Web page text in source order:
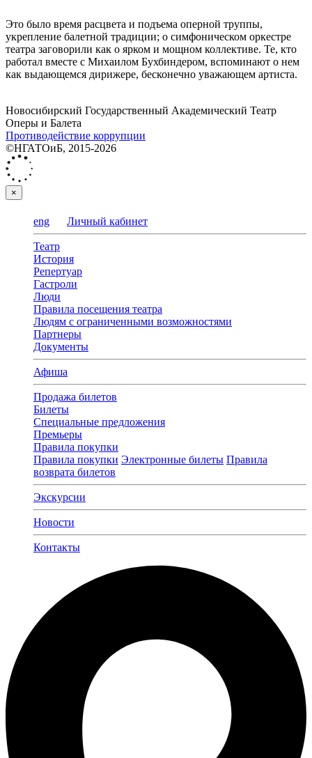
Это было время расцвета и подъема оперной труппы,
укрепление балетной традиции; о симфоническом оркестре
театра заговорили как о ярком и мощном коллективе. Те, кто
работал вместе с Михаилом Бухбиндером, вспоминают о нем
как выдающемся дирижере, бесконечно уважающем артиста.
Новосибирский Государственный Академический Театр
Оперы и Балета
Противодействие коррупции
©НГАТОиБ, 2015-2026
×
eng Личный кабинет
Театр
История
Репертуар
Гастроли
Люди
Правила посещения театра
Людям с ограниченными возможностями
Партнеры
Документы
Афиша
Продажа билетов
Билеты
Специальные предложения
Премьеры
Правила покупки
Правила покупки Электронные билеты Правила
возврата билетов
Экскурсии
Новости
Контакты